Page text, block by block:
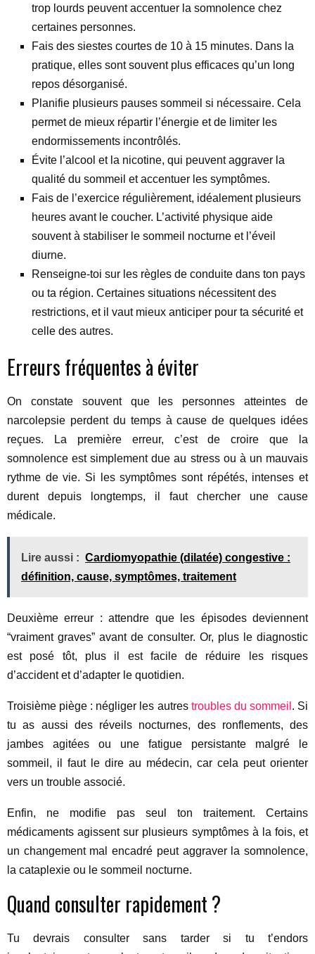
trop lourds peuvent accentuer la somnolence chez
certaines personnes.
Fais des siestes courtes de 10 à 15 minutes. Dans la
pratique, elles sont souvent plus efficaces qu’un long
repos désorganisé.
Planifie plusieurs pauses sommeil si nécessaire. Cela
permet de mieux répartir l’énergie et de limiter les
endormissements incontrôlés.
Évite l’alcool et la nicotine, qui peuvent aggraver la
qualité du sommeil et accentuer les symptômes.
Fais de l’exercice régulièrement, idéalement plusieurs
heures avant le coucher. L’activité physique aide
souvent à stabiliser le sommeil nocturne et l’éveil
diurne.
Renseigne-toi sur les règles de conduite dans ton pays
ou ta région. Certaines situations nécessitent des
restrictions, et il vaut mieux anticiper pour ta sécurité et
celle des autres.
Erreurs fréquentes à éviter
On constate souvent que les personnes atteintes de
narcolepsie perdent du temps à cause de quelques idées
reçues. La première erreur, c’est de croire que la
somnolence est simplement due au stress ou à un mauvais
rythme de vie. Si les symptômes sont répétés, intenses et
durent depuis longtemps, il faut chercher une cause
médicale.
Lire aussi : Cardiomyopathie (dilatée) congestive :
définition, cause, symptômes, traitement
Deuxième erreur : attendre que les épisodes deviennent
“vraiment graves” avant de consulter. Or, plus le diagnostic
est posé tôt, plus il est facile de réduire les risques
d’accident et d’adapter le quotidien.
Troisième piège : négliger les autres troubles du sommeil . Si
tu as aussi des réveils nocturnes, des ronflements, des
jambes agitées ou une fatigue persistante malgré le
sommeil, il faut le dire au médecin, car cela peut orienter
vers un trouble associé.
Enfin, ne modifie pas seul ton traitement. Certains
médicaments agissent sur plusieurs symptômes à la fois, et
un changement mal encadré peut aggraver la somnolence,
la cataplexie ou le sommeil nocturne.
Quand consulter rapidement ?
Tu devrais consulter sans tarder si tu t’endors